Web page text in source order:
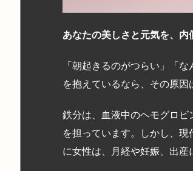
あなたの美しさと元気を、
「朝起きるのがつらい」「
を抱えているなら、その原因
鉄分は、血液中のヘモグロ
を担っています。しかし、
に女性は、月経や妊娠、出産